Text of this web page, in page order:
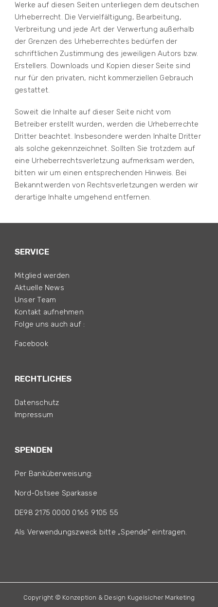
Werke auf diesen Seiten unterliegen dem deutschen
Urheberrecht. Die Vervielfältigung, Bearbeitung,
Verbreitung und jede Art der Verwertung außerhalb
der Grenzen des Urheberrechtes bedürfen der
schriftlichen Zustimmung des jeweiligen Autors bzw.
Erstellers. Downloads und Kopien dieser Seite sind
nur für den privaten, nicht kommerziellen Gebrauch
gestattet.
Soweit die Inhalte auf dieser Seite nicht vom
Betreiber erstellt wurden, werden die Urheberrechte
Dritter beachtet. Insbesondere werden Inhalte Dritter
als solche gekennzeichnet. Sollten Sie trotzdem auf
eine Urheberrechtsverletzung aufmerksam werden,
bitten wir um einen entsprechenden Hinweis. Bei
Bekanntwerden von Rechtsverletzungen werden wir
derartige Inhalte umgehend entfernen.
SERVICE
Mitglied werden
Aktuelle News
Unser Team
Kontakt aufnehmen
Folge uns auch auf :
Facebook
RECHTLICHES
Datenschutz
Impressum
SPENDEN
Per Banküberweisung:
Nord-Ostsee Sparkasse
DE98 2175 0000 0165 9105 55
Als Verwendungszweck bitte „Spende“ eintragen.
Copyright © Konzeption & Design Kugelsicher Marketing